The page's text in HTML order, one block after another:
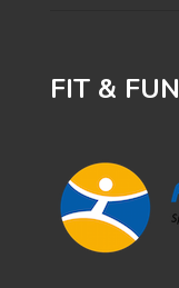
FIT & FUN